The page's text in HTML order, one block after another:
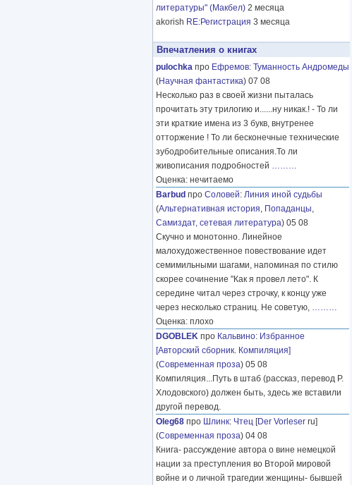
литературы" (Макбел) 2 месяца
akorish RE:Регистрация 3 месяца
Впечатления о книгах
pulochka про Ефремов: Туманность Андромеды
(Научная фантастика) 07 08
Несколько раз в своей жизни пыталась
прочитать эту трилогию и......ну никак.! - То ли
эти краткие имена из 3 букв, внутренее
отторжение ! То ли бесконечные технические
зубодробительные описания.То ли
живописания подробностей ………
Оценка: нечитаемо
Barbud про Соловей: Линия иной судьбы
(Альтернативная история, Попаданцы,
Самиздат, сетевая литература) 05 08
Скучно и монотонно. Линейное
малохудожественное повествование идет
семимильными шагами, напоминая по стилю
скорее сочинение "Как я провел лето". К
середине читал через строчку, к концу уже
через несколько страниц. Не советую, ………
Оценка: плохо
DGOBLEK про Кальвино: Избранное
[Авторский сборник. Компиляция]
(Современная проза) 05 08
Компиляция...Путь в штаб (рассказ, перевод Р.
Хлодовского) должен быть, здесь же вставили
другой перевод.
Oleg68 про Шлинк: Чтец [Der Vorleser ru]
(Современная проза) 04 08
Книга- рассуждение автора о вине немецкой
нации за преступления во Второй мировой
войне и о личной трагедии женщины- бывшей